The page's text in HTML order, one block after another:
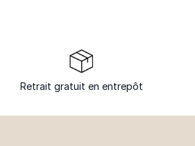
Retrait gratuit en entrepôt